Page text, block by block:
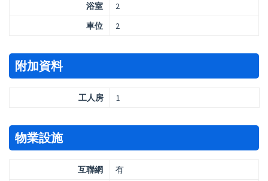
浴室
2
車位
2
附加資料
工人房 1
物業設施
互聯網
有